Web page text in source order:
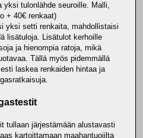
tulonlähde seuroille. Malli,
+ 40€ renkaat)
yksi setti renkaita, mahdollistaisi
lisätuloja. Lisätulot kerhoille
ja hienompia ratoja, mikä
Tällä myös pidemmällä
laskea renkaiden hintaa ja
tullaan järjestämään alustavasti
kartoittamaan maahantuojilta